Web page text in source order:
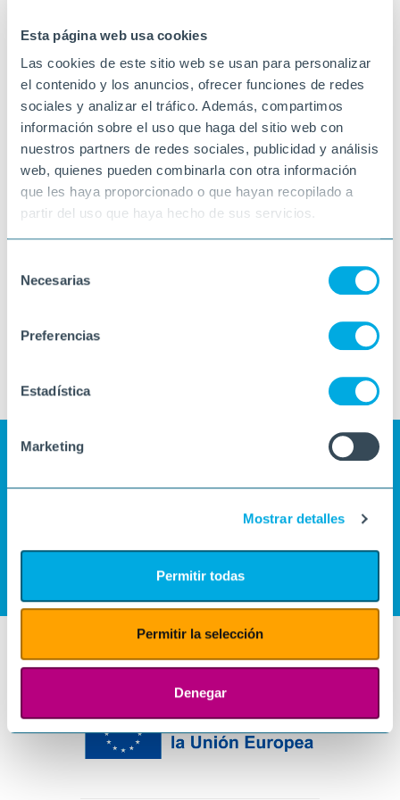
Esta página web usa cookies
Las cookies de este sitio web se usan para personalizar
el contenido y los anuncios, ofrecer funciones de redes
sociales y analizar el tráfico. Además, compartimos
información sobre el uso que haga del sitio web con
nuestros partners de redes sociales, publicidad y análisis
web, quienes pueden combinarla con otra información
que les haya proporcionado o que hayan recopilado a
partir del uso que haya hecho de sus servicios.
Necesarias
Preferencias
Estadística
Marketing
Mostrar detalles
Permitir todas
Permitir la selección
Denegar